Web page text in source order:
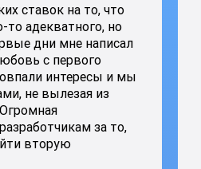
ставок на то, что
то адекватного, но
дни мне написал
с первого
интересы и мы
не вылезая из
за то,
вторую